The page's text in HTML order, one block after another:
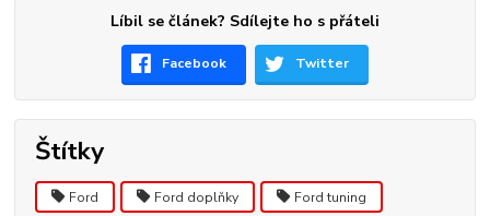
Líbil se článek? Sdílejte ho s přáteli
Facebook Twitter
Štítky
Ford Ford doplňky Ford tuning